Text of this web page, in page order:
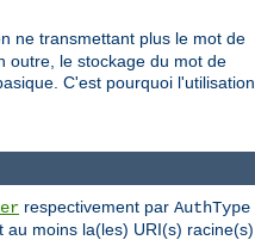
ne transmettant plus le mot de
outre, le stockage du mot de
C'est pourquoi l'utilisation
respectivement par AuthType
au moins la(les) URI(s) racine(s)